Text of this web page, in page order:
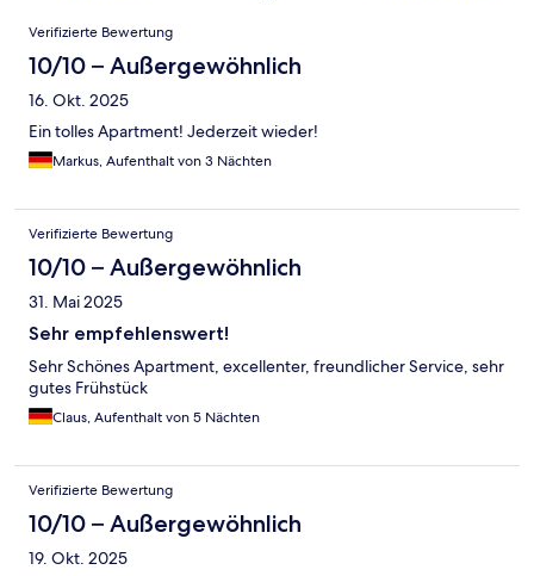
Bewertungen
Verifizierte Bewertung
10/10 – Außergewöhnlich
16. Okt. 2025
Ein tolles Apartment! Jederzeit wieder!
Markus, Aufenthalt von 3 Nächten
Verifizierte Bewertung
10/10 – Außergewöhnlich
31. Mai 2025
Sehr empfehlenswert!
Sehr Schönes Apartment, excellenter, freundlicher Service, sehr
gutes Frühstück
Claus, Aufenthalt von 5 Nächten
Verifizierte Bewertung
10/10 – Außergewöhnlich
19. Okt. 2025